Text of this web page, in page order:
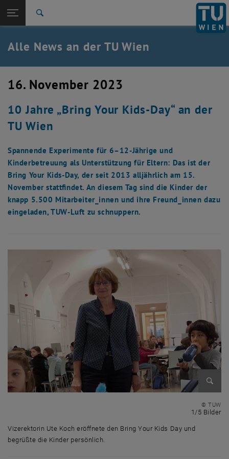
TU Login
Quicklinks
Quicklinks-Menü umschalten
Studium
Karriere
Zurück: Subseiten von TU Wien Startseite auflisten
Zurück zur letzten Ebene:
TU Wien Startseite
Übersicht
Alle News an der TU Wien
16. November 2023
10 Jahre „Bring Your Kids-Day“ an der
TU Wien
Spannende Experimente für 6–12-Jährige und
Kinderbetreuung als Unterstützung für Eltern: Das ist der
Bring Your Kids-Day, der seit 2013 alljährlich am 15.
November stattfindet. An diesem Tag sind die Kinder der
knapp 5.500 Mitarbeiter_innen und ihre Freund_innen dazu
eingeladen, TUW-Luft zu schnuppern.
© TUW
1/5 Bilder
Vizerektorin Ute Koch eröffnete den Bring Your Kids Day und
begrüßte die Kinder persönlich.